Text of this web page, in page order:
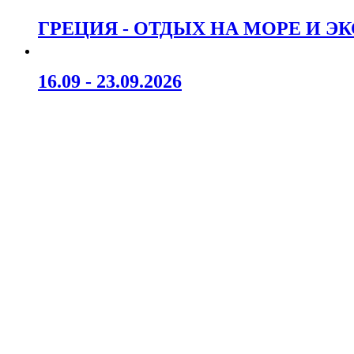
ГРЕЦИЯ - ОТДЫХ НА МОРЕ И
16.09 - 23.09.2026